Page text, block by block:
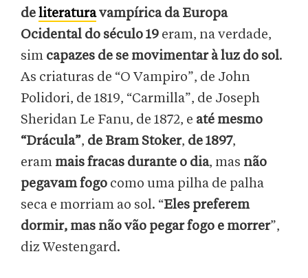
deliteraturavampírica da Europa
Ocidental do século 19 eram, na verdade,
sim capazes de se movimentar à luz do sol.
As criaturas de “O Vampiro”, de John
Polidori, de 1819, “Carmilla”, de Joseph
Sheridan Le Fanu, de 1872, e até mesmo
“Drácula”, de Bram Stoker, de 1897,
eram mais fracas durante o dia, mas não
pegavam fogo como uma pilha de palha
seca e morriam ao sol. “Eles preferem
dormir, mas não vão pegar fogo e morrer”,
diz Westengard.